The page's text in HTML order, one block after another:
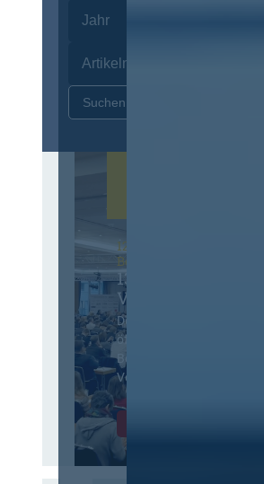
12. & 13. November 2026 in
Berlin
13. Deutscher
Vergabetag
Der Jahreskongress für
öffentliches
Beschaffungswesen und
Vergaberecht